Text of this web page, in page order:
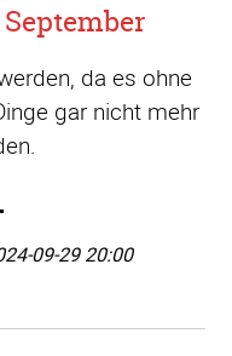
da es ohne
gar nicht mehr
09-29 20:00